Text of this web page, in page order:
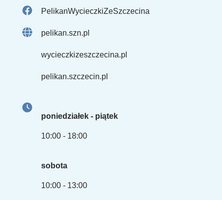
PelikanWycieczkiZeSzczecina
pelikan.szn.pl
wycieczkizeszczecina.pl
pelikan.szczecin.pl
poniedziałek - piątek
10:00 - 18:00
sobota
10:00 - 13:00